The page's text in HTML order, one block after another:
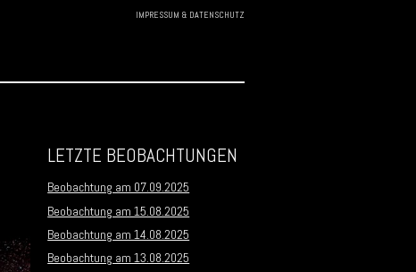
IMPRESSUM & DATENSCHUTZ
LETZTE BEOBACHTUNGEN
Beobachtung am 07.09.2025
Beobachtung am 15.08.2025
Beobachtung am 14.08.2025
Beobachtung am 13.08.2025